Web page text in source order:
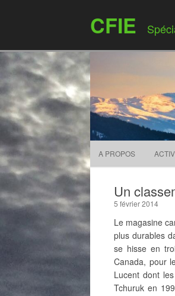
CFIE
A PROPOS
Un
5 février 2014
Le magasine
plus durables
se hisse en
Canada, pour
Lucent dont
Tchuruken